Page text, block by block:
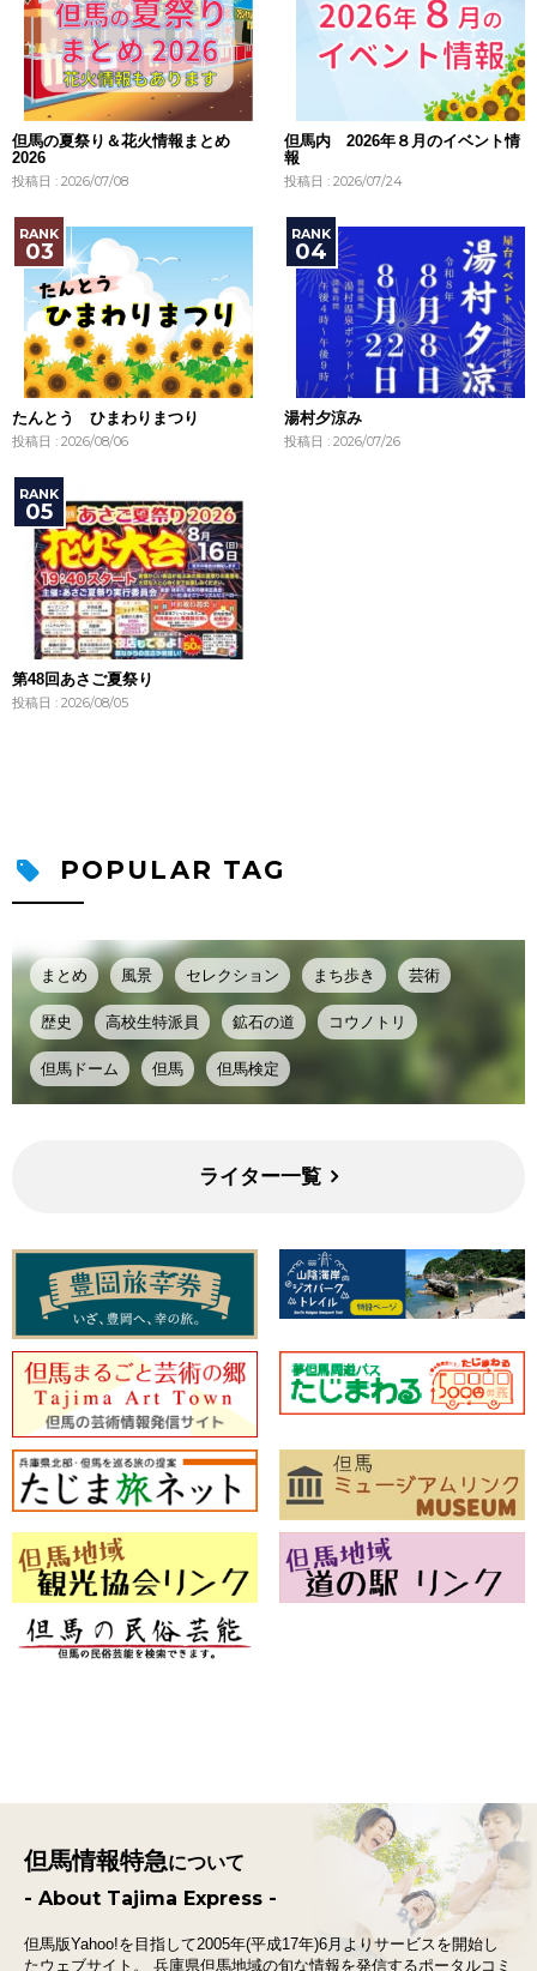
但馬の夏祭り＆花火情報まとめ
2026
投稿日 : 2026/07/08
但馬内 2026年８月のイベント情
報
投稿日 : 2026/07/24
たんとう ひまわりまつり
投稿日 : 2026/08/06
湯村夕涼み
投稿日 : 2026/07/26
第48回あさご夏祭り
投稿日 : 2026/08/05
POPULAR TAG
まとめ 風景 セレクション まち歩き 芸術
歴史 高校生特派員 鉱石の道 コウノトリ
但馬ドーム 但馬 但馬検定
ライター一覧
但馬情報特急について
- About Tajima Express -
但馬版Yahoo!を目指して2005年(平成17年)6月よりサービスを開始し
たウェブサイト。
兵庫県但馬地域の旬な情報を発信するポータルコミ